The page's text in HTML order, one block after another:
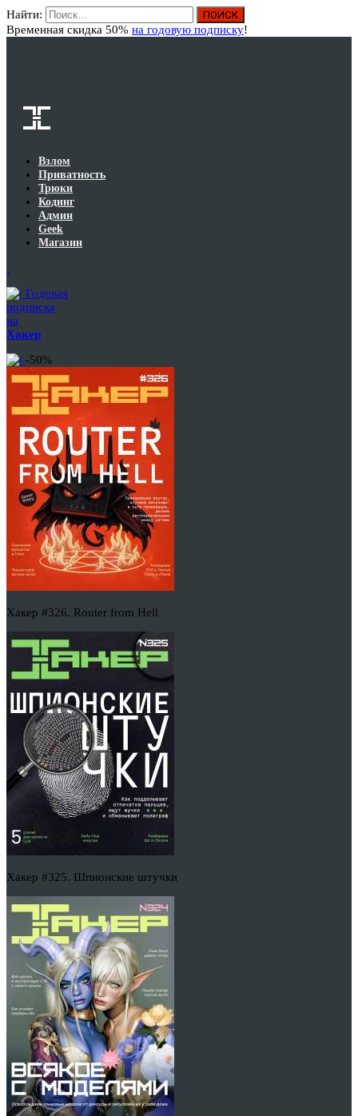
Найти:
Временная скидка 50% на годовую подписку!
Взлом
Приватность
Трюки
Кодинг
Админ
Geek
Магазин
Годовая
подписка
на
Хакер
-50%
Хакер #326. Router from Hell
Хакер #325. Шпионские штучки